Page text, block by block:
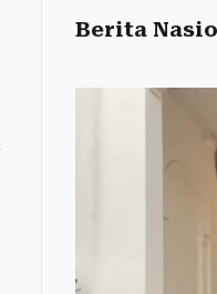
Berita